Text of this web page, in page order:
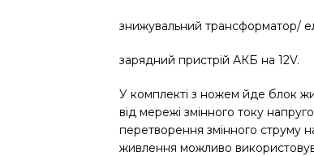
знижувальний трансформатор/
зарядний пристрій АКБ на 12V.
У комплекті з ножем йде блок
від мережі змінного току
перетворення змінного струму
живлення можливо